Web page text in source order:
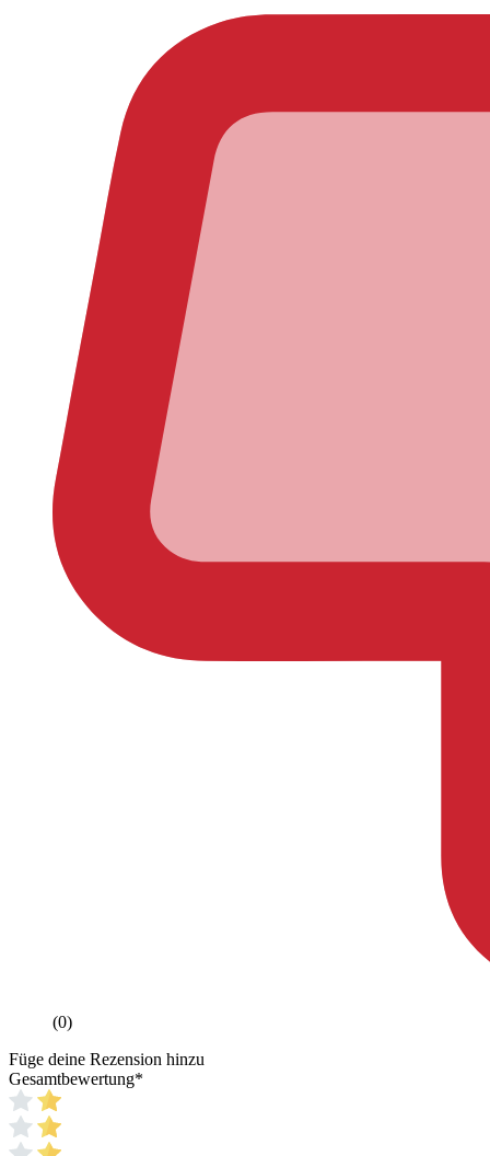
(0)
Füge deine Rezension hinzu
Gesamtbewertung*